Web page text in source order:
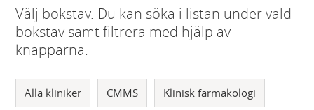
Välj bokstav. Du kan söka i listan under vald
bokstav samt filtrera med hjälp av
knapparna.
Alla kliniker CMMS Klinisk farmakologi